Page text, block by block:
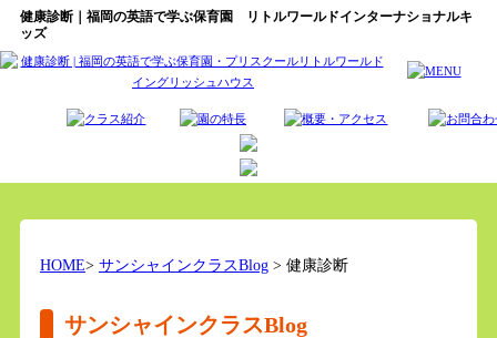
健康診断｜福岡の英語で学ぶ保育園 リトルワールドインターナショナルキ
ッズ
HOME> サンシャインクラスBlog> 健康診断
サンシャインクラスBlog